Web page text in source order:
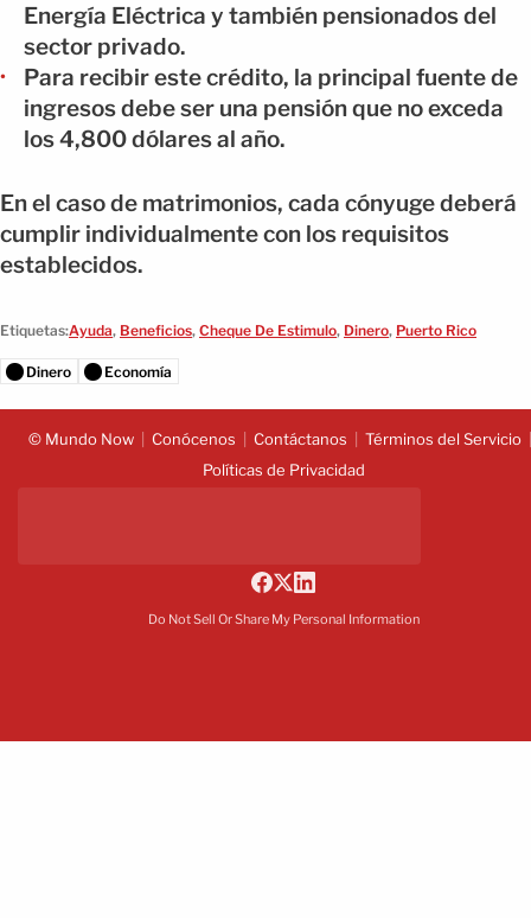
Energía Eléctrica y también pensionados del
sector privado.
Para recibir este crédito, la principal fuente de
ingresos debe ser una pensión que no exceda
los 4,800 dólares al año.
En el caso de matrimonios, cada cónyuge deberá
cumplir individualmente con los requisitos
establecidos.
Etiquetas:Ayuda, Beneficios, Cheque De Estimulo, Dinero, Puerto Rico
Dinero Economía
© Mundo Now Conócenos Contáctanos
Términos del Servicio
Políticas de Privacidad
Do Not Sell Or Share My Personal Information